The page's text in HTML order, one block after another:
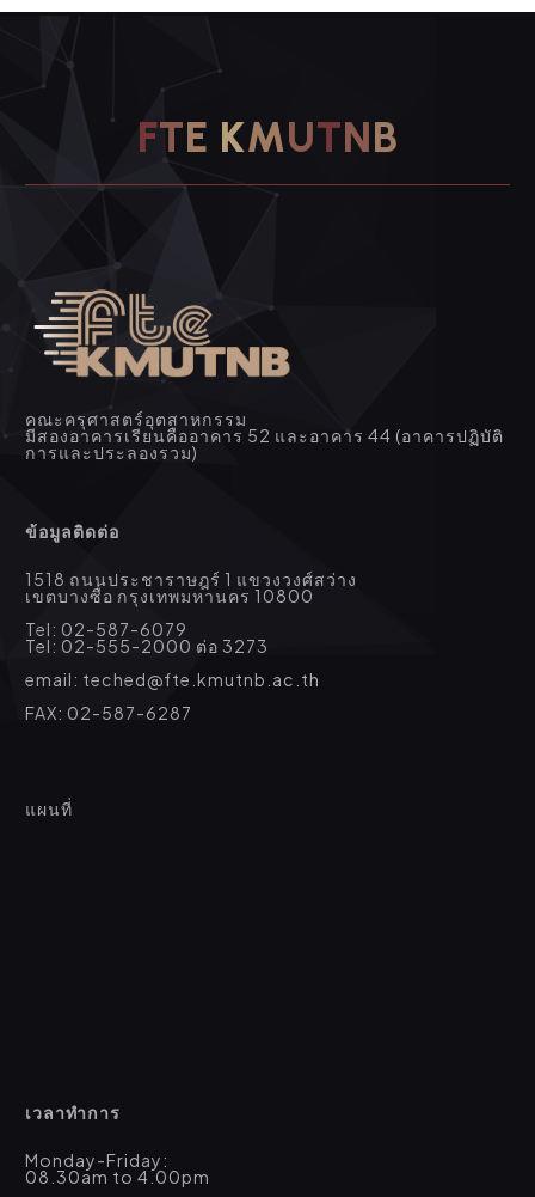
FTE KMUTNB
คณะครุศาสตร์อุตสาหกรรม
มีสองอาคารเรียนคืออาคาร 52 และอาคาร 44 (อาคารปฏิบัติ
การและประลองรวม)
ข้อมูลติดต่อ
1518 ถนนประชาราษฎร์ 1 แขวงวงศ์สว่าง
เขตบางซื่อ กรุงเทพมหานคร 10800
Tel: 02-587-6079
Tel: 02-555-2000 ต่อ 3273
email: teched@fte.kmutnb.ac.th
FAX: 02-587-6287
แผนที่
เวลาทำการ
Monday-Friday:
08.30am to 4.00pm